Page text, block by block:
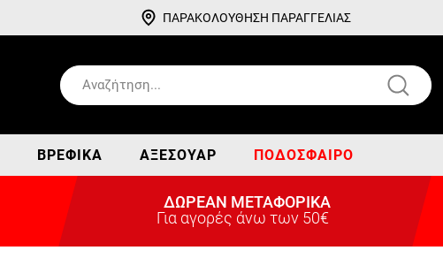
ΠΑΡΑΚΟΛΟΥΘΗΣΗ ΠΑΡΑΓΓΕΛΙΑΣ
ΒΡΕΦΙΚΆ ΑΞΕΣΟΥΆΡ ΠΟΔΌΣΦΑΙΡΟ
ΔΩΡΕΑΝ ΜΕΤΑΦΟΡΙΚΑ
Για αγορές άνω των 50€